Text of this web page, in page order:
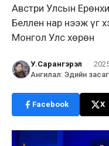
Австри Улсын
Беллен нар нээж үг
Монгол Улс хөрөн
У.Сарангэрэл ·
Ангилал: Эдийн засаг
Facebook X